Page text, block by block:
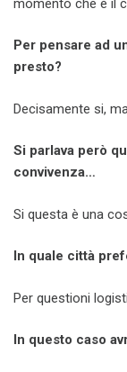
momento che è il
Per pensare ad
presto?
Decisamente si,
Si parlava però
convivenza…
Si questa è una
In quale città
Per questioni
In questo caso